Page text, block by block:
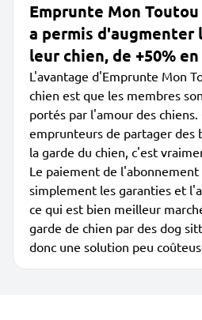
Emprunte Mon
a permis d'augmenter
leur chien, de +50%
L'avantage d'Emprunte Mon
chien est que les membres
portés par l'amour des
emprunteurs de partager des
la garde du chien, c'est
Le paiement de l'abonnement
simplement les garanties et
ce qui est bien meilleur
garde de chien par des dog
donc une solution peu